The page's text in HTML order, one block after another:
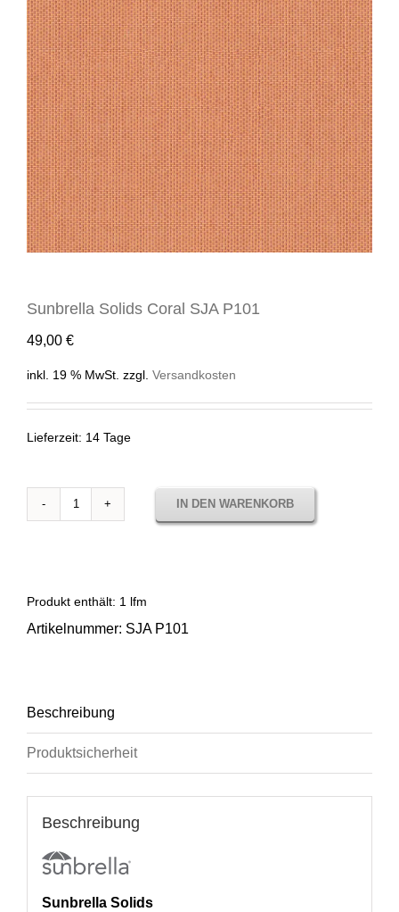
Sunbrella Solids Coral SJA P101
49,00 €
inkl. 19 % MwSt. zzgl. Versandkosten
Lieferzeit: 14 Tage
Sunbrella
P101
IN DEN WARENKORB
Produkt enthält: 1 lfm
Artikelnummer: SJA P101
Beschreibung
Produktsicherheit
Beschreibung
Sunbrella Solids